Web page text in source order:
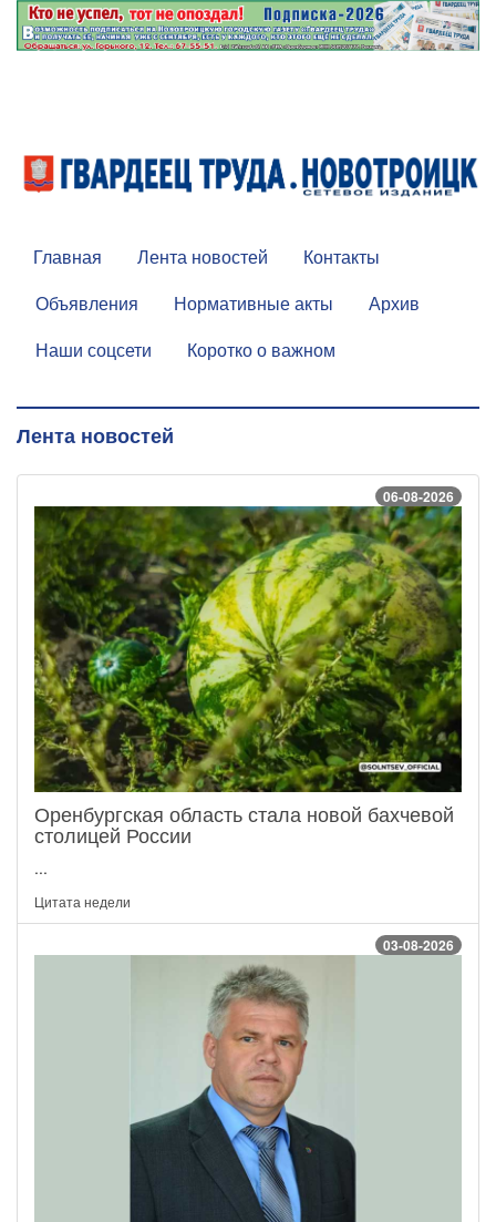
Главная Лента новостей
Контакты
Объявления
Нормативные акты
Архив
Наши соцсети
Коротко о важном
Лента новостей
06-08-2026
Оренбургская область стала новой бахчевой
столицей России
...
Цитата недели
03-08-2026